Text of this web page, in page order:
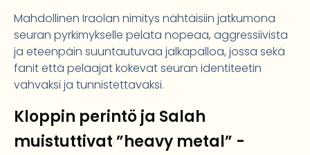
Mahdollinen Iraolan nimitys nähtäisiin jatkumona
seuran pyrkimykselle pelata nopeaa, aggressiivista
ja eteenpäin suuntautuvaa jalkapalloa, jossa sekä
fanit että pelaajat kokevat seuran identiteetin
vahvaksi ja tunnistettavaksi.
Kloppin perintö ja Salah
muistuttivat ”heavy metal” -